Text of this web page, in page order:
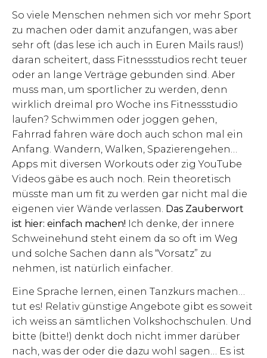
So viele Menschen nehmen sich vor mehr Sport
zu machen oder damit anzufangen, was aber
sehr oft (das lese ich auch in Euren Mails raus!)
daran scheitert, dass Fitnessstudios recht teuer
oder an lange Verträge gebunden sind. Aber
muss man, um sportlicher zu werden, denn
wirklich dreimal pro Woche ins Fitnessstudio
laufen? Schwimmen oder joggen gehen,
Fahrrad fahren wäre doch auch schon mal ein
Anfang. Wandern, Walken, Spazierengehen…
Apps mit diversen Workouts oder zig YouTube
Videos gäbe es auch noch. Rein theoretisch
müsste man um fit zu werden gar nicht mal die
eigenen vier Wände verlassen. Das Zauberwort
ist hier: einfach machen! Ich denke, der innere
Schweinehund steht einem da so oft im Weg
und solche Sachen dann als “Vorsatz” zu
nehmen, ist natürlich einfacher.
Eine Sprache lernen, einen Tanzkurs machen…
tut es! Relativ günstige Angebote gibt es soweit
ich weiss an sämtlichen Volkshochschulen. Und
bitte (bitte!) denkt doch nicht immer darüber
nach, was der oder die dazu wohl sagen… Es ist